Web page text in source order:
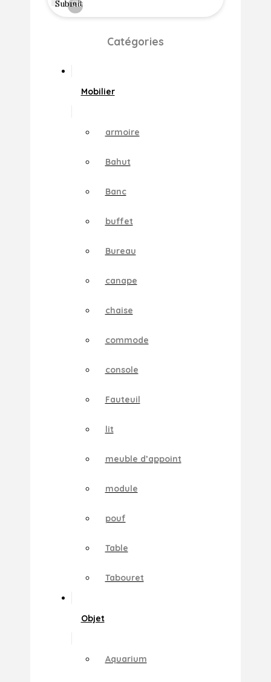
Submit
Clear
Catégories
Mobilier
armoire
Bahut
Banc
buffet
Bureau
canape
chaise
commode
console
Fauteuil
lit
meuble d’appoint
module
pouf
Table
Tabouret
Objet
Aquarium